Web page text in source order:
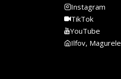
Instagram
TikTok
YouTube
Ilfov, Magurele